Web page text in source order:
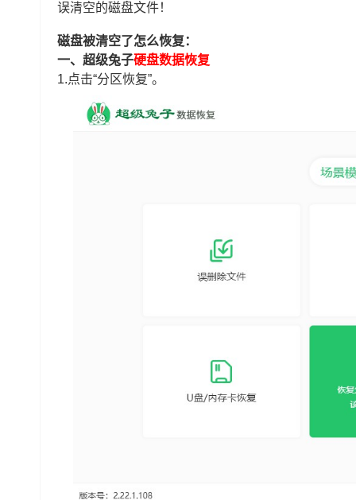
误清空的磁盘文件！
磁盘被清空了怎么恢复：
一、超级兔子硬盘数据恢复
1.点击“分区恢复”。